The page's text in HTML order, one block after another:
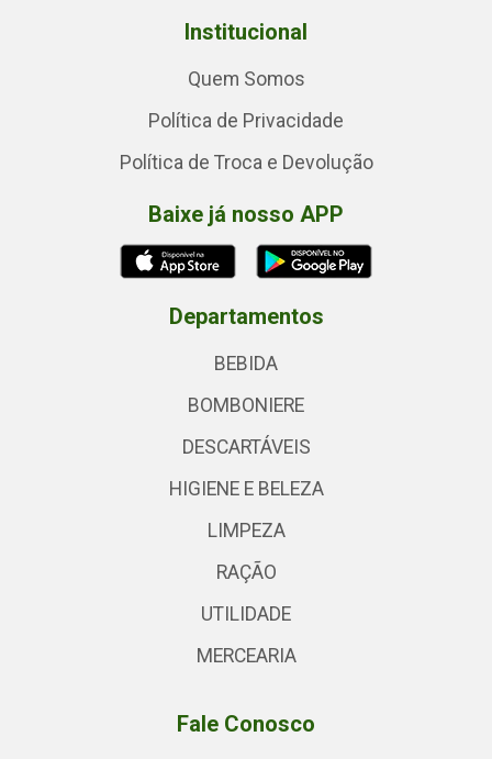
Institucional
Quem Somos
Política de Privacidade
Política de Troca e Devolução
Baixe já nosso APP
Departamentos
BEBIDA
BOMBONIERE
DESCARTÁVEIS
HIGIENE E BELEZA
LIMPEZA
RAÇÃO
UTILIDADE
MERCEARIA
Fale Conosco